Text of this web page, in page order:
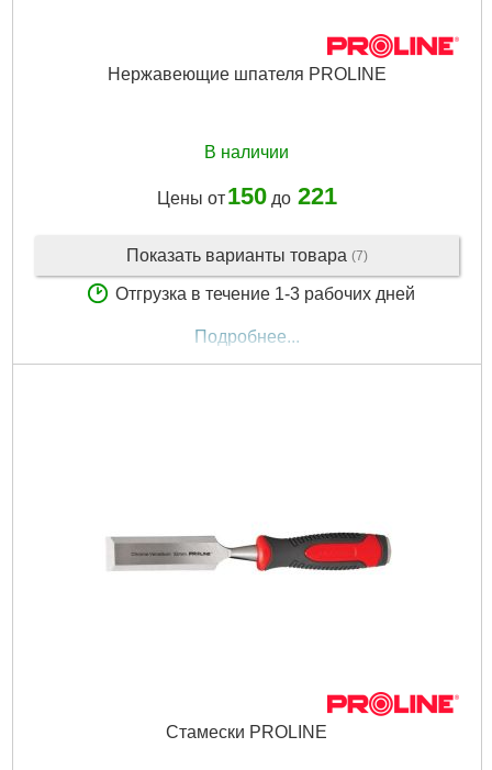
Нержавеющие шпателя PROLINE
В наличии
Цены от 150до 221
Показать варианты товара (7)
Отгрузка в течение 1-3 рабочих дней
Подробнее...
Стамески PROLINE